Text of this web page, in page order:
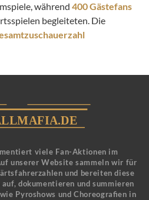
während 400 Gästefans
begleiteten. Die
viele Fan-Aktionen im
unserer Website sammeln wir für
und bereiten diese
dokumentieren und summieren
Pyroshows und Choreografien in